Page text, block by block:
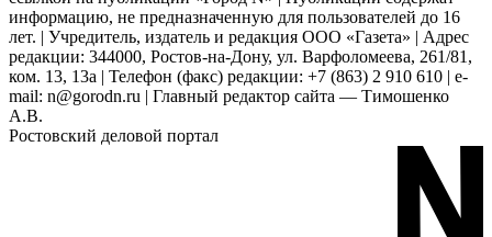
информацию, не предназначенную для пользователей до 16
лет. | Учредитель, издатель и редакция ООО «Газета» | Адрес
редакции: 344000, Ростов-на-Дону, ул. Варфоломеева, 261/81,
ком. 13, 13а | Телефон (факс) редакции: +7 (863) 2 910 610 | e-
mail: n@gorodn.ru | Главный редактор сайта — Тимошенко
А.В.
Ростовский деловой портал